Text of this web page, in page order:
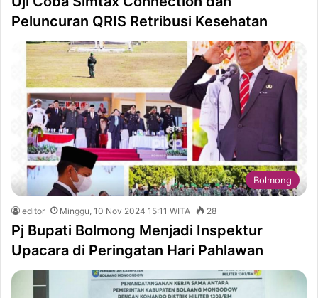
Peluncuran QRIS Retribusi Kesehatan
Bolmong
editor Minggu, 10 Nov 2024 15:11 WITA 28
Pj Bupati Bolmong Menjadi Inspektur
Upacara di Peringatan Hari Pahlawan